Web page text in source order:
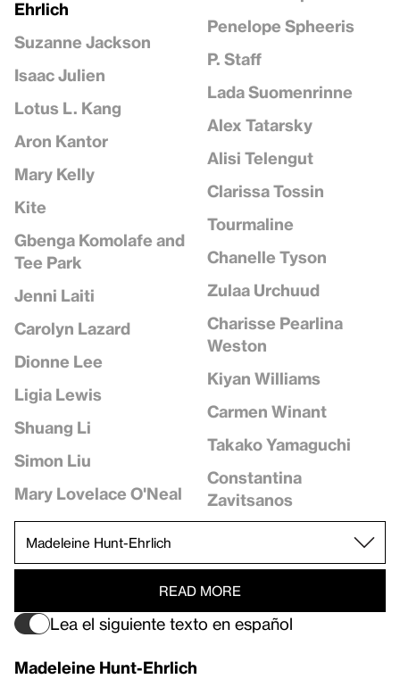
Ehrlich
Suzanne Jackson
Isaac Julien
Lotus L. Kang
Aron Kantor
Mary Kelly
Kite
Gbenga Komolafe and
Tee Park
Jenni Laiti
Carolyn Lazard
Dionne Lee
Ligia Lewis
Shuang Li
Simon Liu
Mary Lovelace O'Neal
Penelope Spheeris
P. Staff
Lada Suomenrinne
Alex Tatarsky
Alisi Telengut
Clarissa Tossin
Tourmaline
Chanelle Tyson
Zulaa Urchuud
Charisse Pearlina
Weston
Kiyan Williams
Carmen Winant
Takako Yamaguchi
Constantina
Zavitsanos
READ MORE
Lea el siguiente texto en español
Madeleine Hunt-Ehrlich